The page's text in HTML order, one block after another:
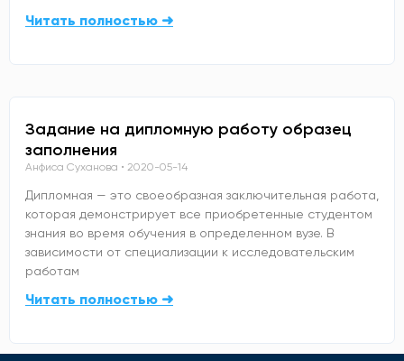
Читать полностью ➜
Задание на дипломную работу образец
заполнения
Анфиса Суханова 2020-05-14
Дипломная — это своеобразная заключительная работа,
которая демонстрирует все приобретенные студентом
знания во время обучения в определенном вузе. В
зависимости от специализации к исследовательским
работам
Читать полностью ➜